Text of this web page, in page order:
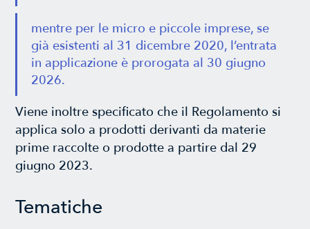
mentre per le micro e piccole imprese, se
già esistenti al 31 dicembre 2020, l’entrata
in applicazione è prorogata al 30 giugno
2026.
Viene inoltre specificato che il Regolamento si
applica solo a prodotti derivanti da materie
prime raccolte o prodotte a partire dal 29
giugno 2023.
Tematiche